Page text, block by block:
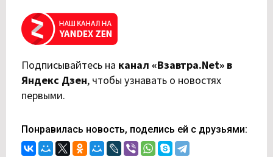
Подписывайтесь на канал «Взавтра.Net» в
Яндекс Дзен, чтобы узнавать о новостях
первыми.
Понравилась новость, поделись ей с друзьями: